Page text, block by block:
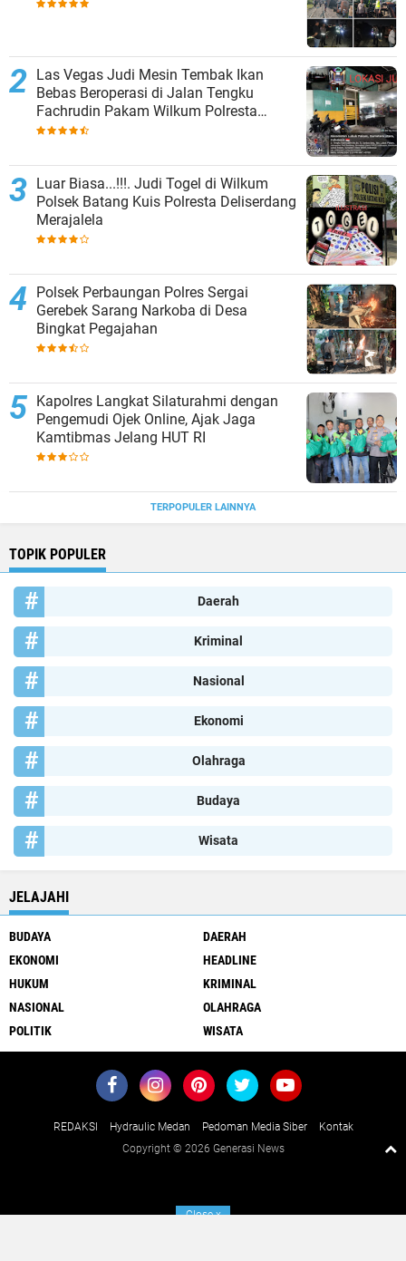
Las Vegas Judi Mesin Tembak Ikan
Bebas Beroperasi di Jalan Tengku
Fachrudin Pakam Wilkum Polresta
Deliserdang
Luar Biasa...!!!. Judi Togel di Wilkum
Polsek Batang Kuis Polresta Deliserdang
Merajalela
Polsek Perbaungan Polres Sergai
Gerebek Sarang Narkoba di Desa
Bingkat Pegajahan
Kapolres Langkat Silaturahmi dengan
Pengemudi Ojek Online, Ajak Jaga
Kamtibmas Jelang HUT RI
TERPOPULER LAINNYA
TOPIK POPULER
Daerah
Kriminal
Nasional
Ekonomi
Olahraga
Budaya
Wisata
JELAJAHI
BUDAYA
DAERAH
EKONOMI
HEADLINE
HUKUM
KRIMINAL
NASIONAL
OLAHRAGA
POLITIK
WISATA
REDAKSI Hydraulic Medan Pedoman Media Siber
Kontak
Copyright © 2026 Generasi News
Closex